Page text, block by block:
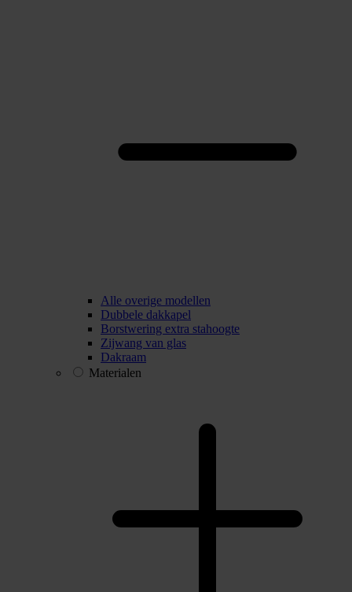
Alle overige modellen
Dubbele dakkapel
Borstwering extra stahoogte
Zijwang van glas
Dakraam
Materialen